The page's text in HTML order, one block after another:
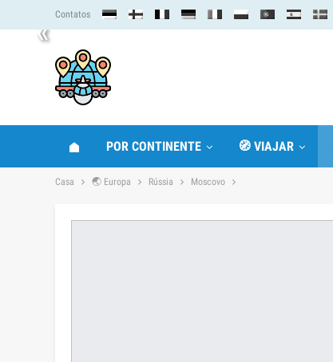
« Contatos
POR CONTINENTE 🧭 VIAJAR
Casa 🌏 Europa Rússia Moscovo